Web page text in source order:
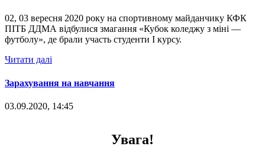
02, 03 вересня 2020 року на спортивному майданчику КФК
ПІТБ ДДМА відбулися змагання «Кубок коледжу з міні —
футболу», де брали участь студенти I курсу.
Читати далі
Зарахування на навчання
03.09.2020, 14:45
Увага!